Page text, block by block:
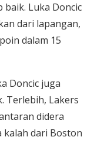
baik. Luka Doncic
dari lapangan,
dalam 15
Doncic juga
Terlebih, Lakers
didera
kalah dari Boston